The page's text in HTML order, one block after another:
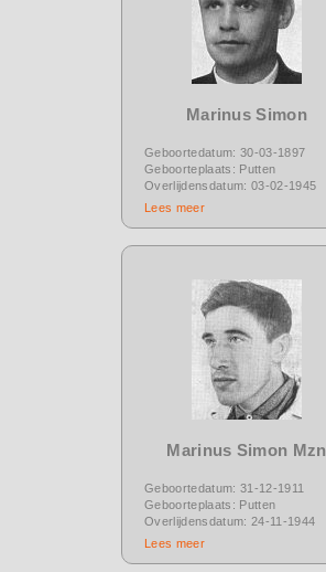
Marinus Simon
Geboortedatum: 30-03-1897
Geboorteplaats: Putten
Overlijdensdatum: 03-02-1945
Lees meer
Marinus Simon Mzn
Geboortedatum: 31-12-1911
Geboorteplaats: Putten
Overlijdensdatum: 24-11-1944
Lees meer